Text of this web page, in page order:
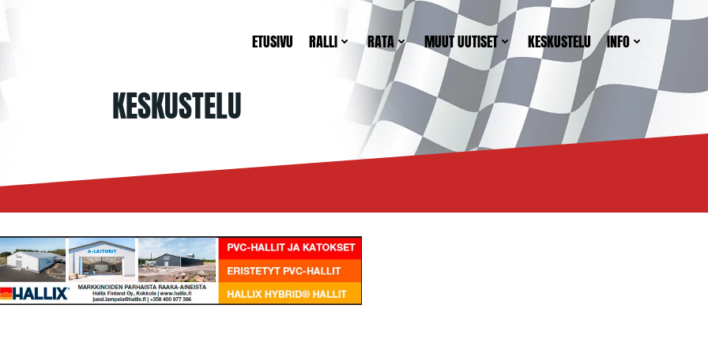
ETUSIVU RALLI RATA MUUT UUTISET KESKUSTELU INFO
KESKUSTELU